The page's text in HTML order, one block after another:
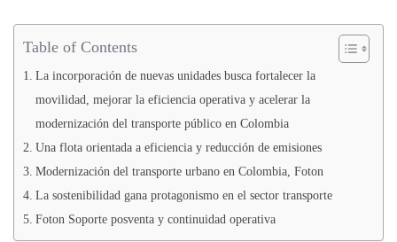
Table of Contents
La incorporación de nuevas unidades busca fortalecer la
movilidad, mejorar la eficiencia operativa y acelerar la
modernización del transporte público en Colombia
Una flota orientada a eficiencia y reducción de emisiones
Modernización del transporte urbano en Colombia, Foton
La sostenibilidad gana protagonismo en el sector transporte
Foton Soporte posventa y continuidad operativa